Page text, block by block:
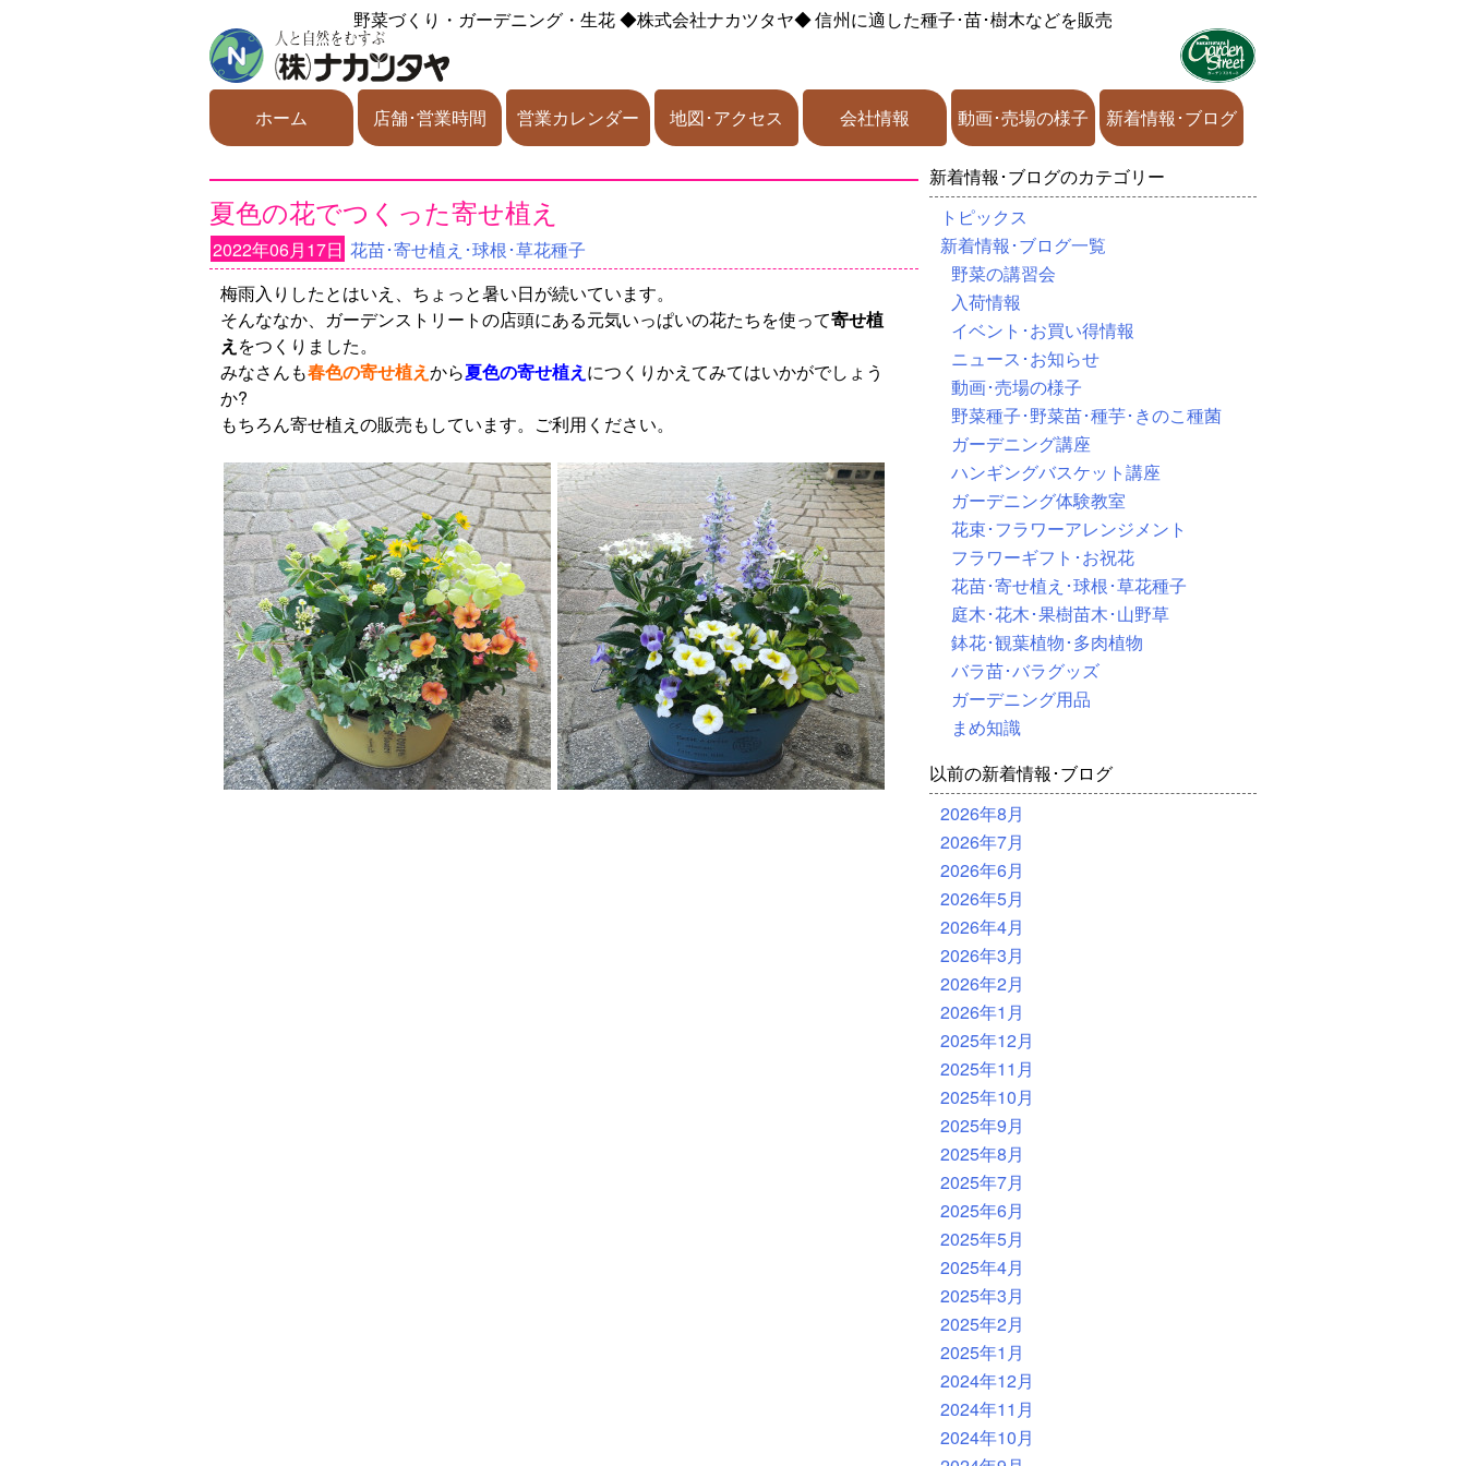
野菜づくり・ガーデニング・生花◆株式会社ナカツタヤ◆信州に適した種子･苗･樹木などを販売
ホーム 店舗･営業時間 営業カレンダー 地図･アクセス 会社情報 動画･売場の様子 新着情報･ブログ
夏色の花でつくった寄せ植え
2022年06月17日 花苗･寄せ植え･球根･草花種子
梅雨入りしたとはいえ、ちょっと暑い日が続いています。
そんななか、ガーデンストリートの店頭にある元気いっぱいの花たちを使って寄せ植
え をつくりました。
みなさんも春色の寄せ植えから夏色の寄せ植え につくりかえてみてはいかがでしょう
か?
もちろん寄せ植えの販売もしています。ご利用ください。
新着情報･ブログのカテゴリー
トピックス
新着情報･ブログ一覧
野菜の講習会
入荷情報
イベント･お買い得情報
ニュース･お知らせ
動画･売場の様子
野菜種子･野菜苗･種芋･きのこ種菌
ガーデニング講座
ハンギングバスケット講座
ガーデニング体験教室
花束･フラワーアレンジメント
フラワーギフト･お祝花
花苗･寄せ植え･球根･草花種子
庭木･花木･果樹苗木･山野草
鉢花･観葉植物･多肉植物
バラ苗･バラグッズ
ガーデニング用品
まめ知識
以前の新着情報･ブログ
2026年8月
2026年7月
2026年6月
2026年5月
2026年4月
2026年3月
2026年2月
2026年1月
2025年12月
2025年11月
2025年10月
2025年9月
2025年8月
2025年7月
2025年6月
2025年5月
2025年4月
2025年3月
2025年2月
2025年1月
2024年12月
2024年11月
2024年10月